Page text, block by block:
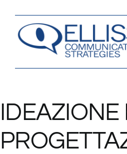
contenuto
IDEAZIONE